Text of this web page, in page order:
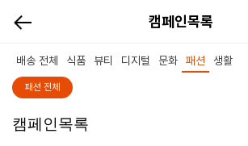
캠페인목록
배송 전체 식품 뷰티 디지털 문화 패션 생활
패션 전체
캠페인목록